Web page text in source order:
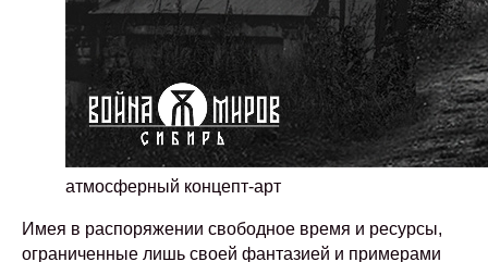
атмосферный концепт-арт
Имея в распоряжении свободное время и ресурсы,
ограниченные лишь своей фантазией и примерами